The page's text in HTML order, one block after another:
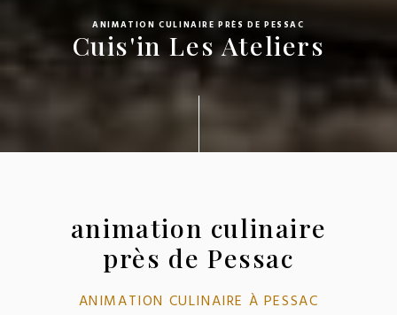
ANIMATION CULINAIRE PRÈS DE PESSAC
Cuis'in Les Ateliers
animation culinaire
près de Pessac
ANIMATION CULINAIRE À PESSAC